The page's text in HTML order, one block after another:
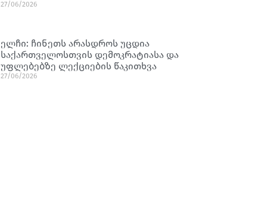
27/06/2026
ელჩი: ჩინეთს არასდროს უცდია
საქართველოსთვის დემოკრატიასა და
უფლებებზე ლექციების წაკითხვა
27/06/2026